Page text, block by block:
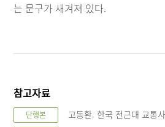
는 문구가 새겨져 있다.
참고자료
단행본 고동환. 한국 전근대 교통